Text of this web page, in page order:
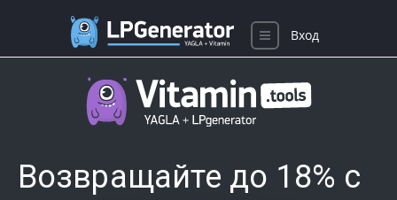
Возвращайте до 18% с
Вход